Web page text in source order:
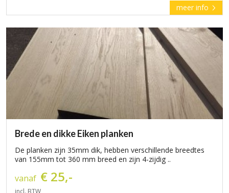
meer info
Brede en dikke Eiken planken
De planken zijn 35mm dik, hebben verschillende breedtes
van 155mm tot 360 mm breed en zijn 4-zijdig ..
vanaf € 25,-
incl. BTW